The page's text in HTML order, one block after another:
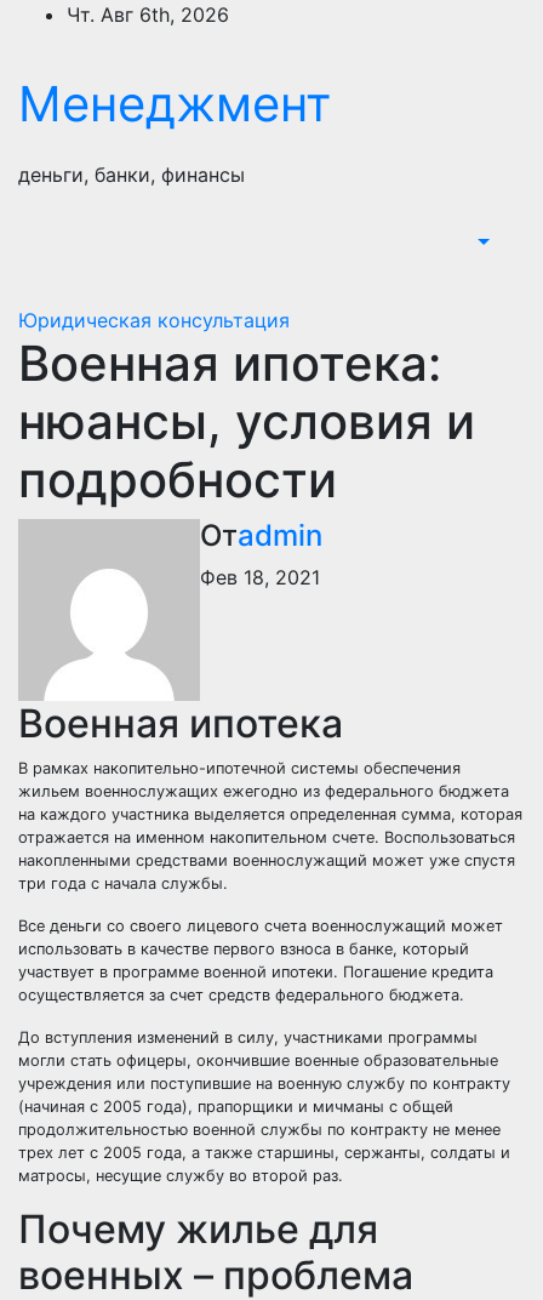
ПерейтиЧт. Авг 6th, 2026
Менеджмент
деньги, банки, финансы
Юридическая консультация
Военная ипотека:
нюансы, условия и
подробности
Отadmin
Фев 18, 2021
Военная ипотека
В рамках накопительно-ипотечной системы обеспечения
жильем военнослужащих ежегодно из федерального бюджета
на каждого участника выделяется определенная сумма, которая
отражается на именном накопительном счете. Воспользоваться
накопленными средствами военнослужащий может уже спустя
три года с начала службы.
Все деньги со своего лицевого счета военнослужащий может
использовать в качестве первого взноса в банке, который
участвует в программе военной ипотеки. Погашение кредита
осуществляется за счет средств федерального бюджета.
До вступления изменений в силу, участниками программы
могли стать офицеры, окончившие военные образовательные
учреждения или поступившие на военную службу по контракту
(начиная с 2005 года), прапорщики и мичманы с общей
продолжительностью военной службы по контракту не менее
трех лет с 2005 года, а также старшины, сержанты, солдаты и
матросы, несущие службу во второй раз.
Почему жилье для
военных – проблема